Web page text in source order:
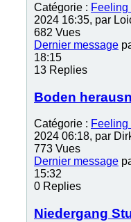
Catégorie : Feeling
2024 16:35, par
682 Vues
Dernier message
18:15
13 Replies
Boden
Catégorie : Feeling
2024 06:18, par
773 Vues
Dernier message
15:32
0 Replies
Niedergang